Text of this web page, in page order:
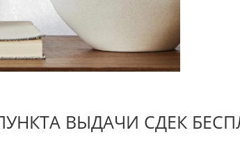
ВЫДАЧИ СДЕК